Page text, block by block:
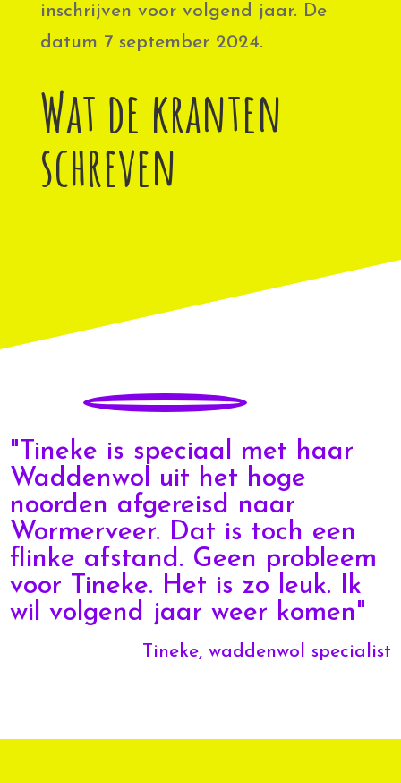
inschrijven voor volgend jaar. De
datum 7 september 2024.
Wat de kranten
schreven
"Tineke is speciaal met haar
Waddenwol uit het hoge
noorden afgereisd naar
Wormerveer. Dat is toch een
flinke afstand. Geen probleem
voor Tineke. Het is zo leuk. Ik
wil volgend jaar weer komen"
Tineke, waddenwol specialist